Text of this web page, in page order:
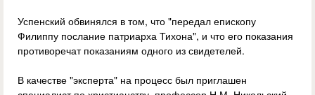
Успенский обвинялся в том, что "передал епископу
Филиппу послание патриарха Тихона", и что его показания
противоречат показаниям одного из свидетелей.
В качестве "эксперта" на процесс был приглашен